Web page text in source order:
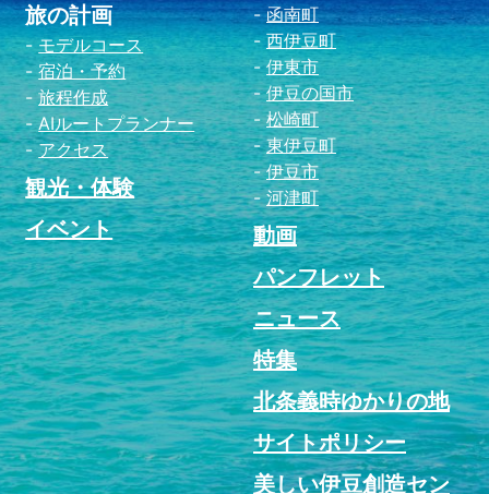
旅の計画
モデルコース
宿泊・予約
旅程作成
AIルートプランナー
アクセス
観光・体験
イベント
函南町
西伊豆町
伊東市
伊豆の国市
松崎町
東伊豆町
伊豆市
河津町
動画
パンフレット
ニュース
特集
北条義時ゆかりの地
サイトポリシー
美しい伊豆創造セン